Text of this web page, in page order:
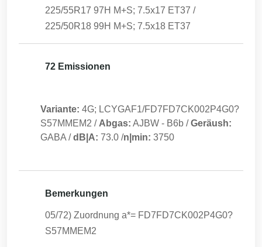
225/55R17 97H M+S; 7.5x17 ET37 /
225/50R18 99H M+S; 7.5x18 ET37
72 Emissionen
Variante: 4G; LCYGAF1/FD7FD7CK002P4G0?
S57MMEM2 / Abgas: AJBW - B6b /Geräush:
GABA /dB|A: 73.0 /n|min: 3750
Bemerkungen
05/72) Zuordnung a*= FD7FD7CK002P4G0?
S57MMEM2